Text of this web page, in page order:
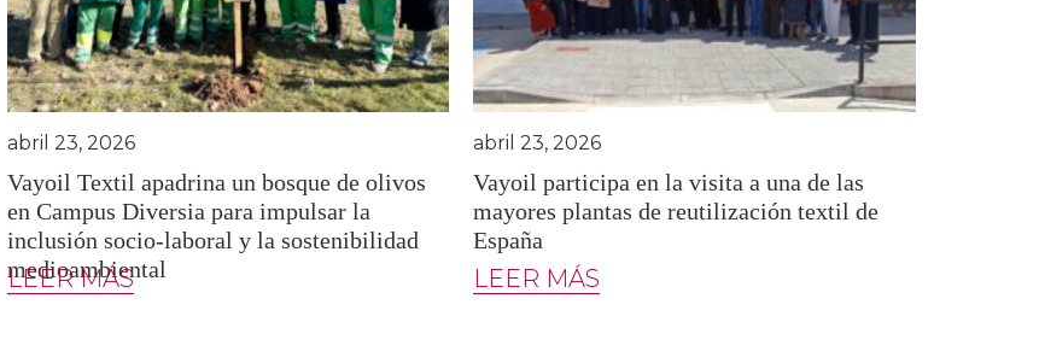
Vayoil Textil apadrina un bosque de olivos
en Campus Diversia para impulsar la
inclusión socio-laboral y la sostenibilidad
medioambiental
abril 23, 2026
LEER MÁS
Vayoil participa en la visita a una de las
mayores plantas de reutilización textil de
España
abril 23, 2026
LEER MÁS